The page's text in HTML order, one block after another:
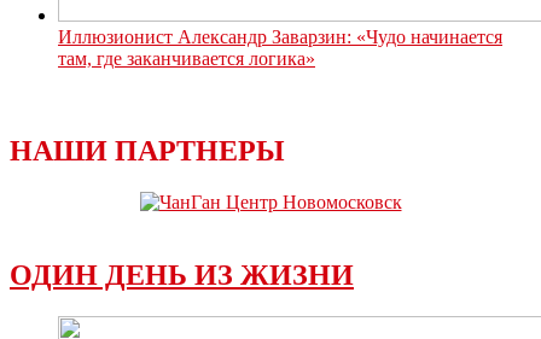
Иллюзионист Александр Заварзин: «Чудо начинается
там, где заканчивается логика»
НАШИ ПАРТНЕРЫ
ОДИН ДЕНЬ ИЗ ЖИЗНИ